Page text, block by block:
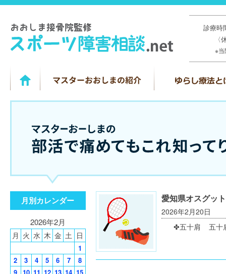
診療
※
愛知県オスグット
2026年2月20日
✤五十肩 五十肩
月別カレンダー
2026年2月
月 火 水 木 金 土 日
1
2
3 4 5 6 7
8